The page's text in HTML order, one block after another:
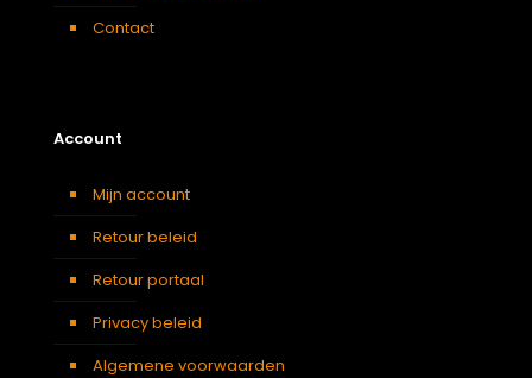
Contact
Account
Mijn account
Retour beleid
Retour portaal
Privacy beleid
Algemene voorwaarden